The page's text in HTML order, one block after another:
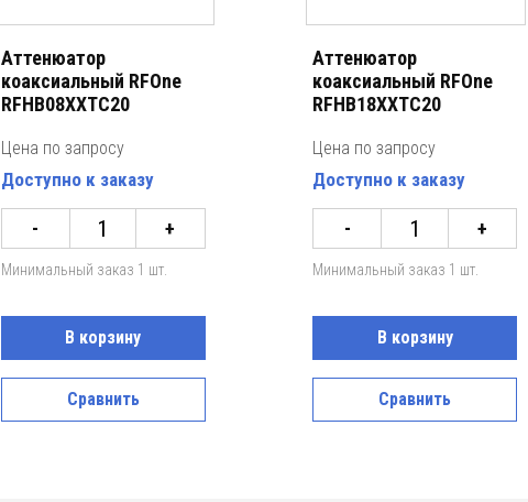
Аттенюатор
коаксиальный RFOne
RFHB08XXTC20
Цена по запросу
Доступно к заказу
- +
Минимальный заказ 1 шт.
В корзину
Сравнить
Аттенюатор
коаксиальный RFOne
RFHB18XXTC20
Цена по запросу
Доступно к заказу
- +
Минимальный заказ 1 шт.
В корзину
Сравнить